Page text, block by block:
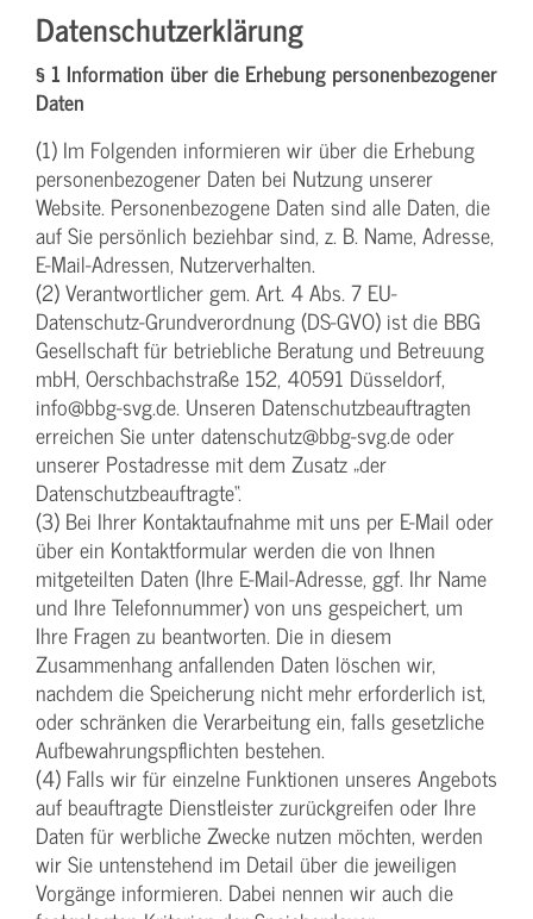
Datenschutzerklärung
§ 1 Information über die Erhebung personenbezogener
Daten
(1) Im Folgenden informieren wir über die Erhebung
personenbezogener Daten bei Nutzung unserer
Website. Personenbezogene Daten sind alle Daten, die
auf Sie persönlich beziehbar sind, z. B. Name, Adresse,
E-Mail-Adressen, Nutzerverhalten.
(2) Verantwortlicher gem. Art. 4 Abs. 7 EU-
Datenschutz-Grundverordnung (DS-GVO) ist die BBG
Gesellschaft für betriebliche Beratung und Betreuung
mbH, Oerschbachstraße 152, 40591 Düsseldorf,
info@bbg-svg.de. Unseren Datenschutzbeauftragten
erreichen Sie unter datenschutz@bbg-svg.de oder
unserer Postadresse mit dem Zusatz „der
Datenschutzbeauftragte“.
(3) Bei Ihrer Kontaktaufnahme mit uns per E-Mail oder
über ein Kontaktformular werden die von Ihnen
mitgeteilten Daten (Ihre E-Mail-Adresse, ggf. Ihr Name
und Ihre Telefonnummer) von uns gespeichert, um
Ihre Fragen zu beantworten. Die in diesem
Zusammenhang anfallenden Daten löschen wir,
nachdem die Speicherung nicht mehr erforderlich ist,
oder schränken die Verarbeitung ein, falls gesetzliche
Aufbewahrungspflichten bestehen.
(4) Falls wir für einzelne Funktionen unseres Angebots
auf beauftragte Dienstleister zurückgreifen oder Ihre
Daten für werbliche Zwecke nutzen möchten, werden
wir Sie untenstehend im Detail über die jeweiligen
Vorgänge informieren. Dabei nennen wir auch die